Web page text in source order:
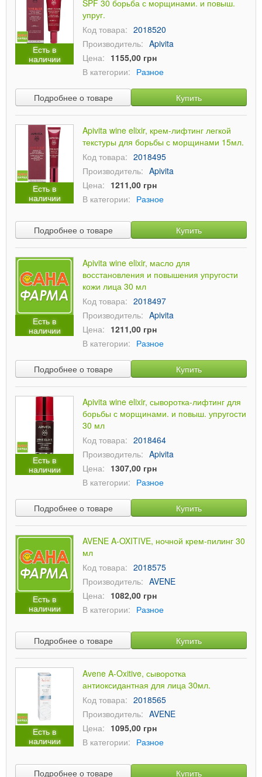
Есть в
наличии
SPF 30 борьба с морщинами. и повыш.
упруг.
Код товара: 2018520
Производитель: Apivita
Цена: 1155,00 грн
В категории: Разное
Подробнее о товаре Купить
Есть в
наличии
Apivita wine elixir, крем-лифтинг легкой
текстуры для борьбы с морщинами 15мл.
Код товара: 2018495
Производитель: Apivita
Цена: 1211,00 грн
В категории: Разное
Подробнее о товаре Купить
Есть в
наличии
Apivita wine elixir, масло для
восстановления и повышения упругости
кожи лица 30 мл
Код товара: 2018497
Производитель: Apivita
Цена: 1211,00 грн
В категории: Разное
Подробнее о товаре Купить
Есть в
наличии
Apivita wine elixir, сыворотка-лифтинг для
борьбы с морщинами. и повыш. упругости
30 мл
Код товара: 2018464
Производитель: Apivita
Цена: 1307,00 грн
В категории: Разное
Подробнее о товаре Купить
Есть в
наличии
AVENE A-OXITIVE, ночной крем-пилинг 30
мл
Код товара: 2018575
Производитель: AVENE
Цена: 1082,00 грн
В категории: Разное
Подробнее о товаре Купить
Есть в
наличии
Avene A-Oxitive, сыворотка
антиоксидантная для лица 30мл.
Код товара: 2018565
Производитель: AVENE
Цена: 1095,00 грн
В категории: Разное
Подробнее о товаре Купить